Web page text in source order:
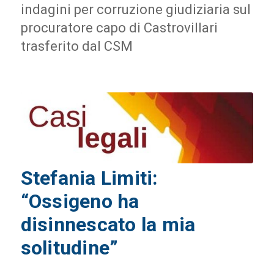
indagini per corruzione giudiziaria sul
procuratore capo di Castrovillari
trasferito dal CSM
Stefania Limiti:
“Ossigeno ha
disinnescato la mia
solitudine”